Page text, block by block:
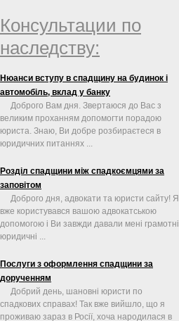
Консультации по
наследству:
Нюанси вступу в спадщину на будинок і
автомобіль, вклад у банку
Доброго Вам дня. Звертаюся до Вас з
великим проханням допомогти порадою
юриста. Знаю, Ви добре розбираєтеся в
юридичних питаннях ...
Розділ спадщини між спадкоємцями за
заповітом
Доброго дня, адвокати та юристи сайту! Я
вже користувався вашою адвокатською
допомогою і Ви завжди давали мені грамотні
юридичні ...
Послуги з оформлення спадщини за
дорученням
Добрий день, шановні юристи по
спадкових справах! Так вже вийшло, що я
проживаю зараз в Росії, хоча народилася в